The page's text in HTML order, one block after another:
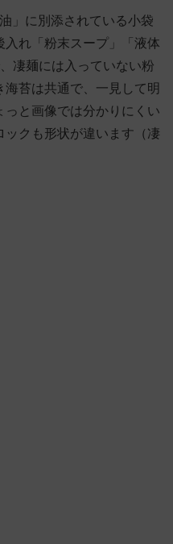
」に別添されている小袋
れ「粉末スープ」「液体
凄麺には入っていない粉
苔は共通で、一見して明
と画像では分かりにくい
クも形状が違います（凄